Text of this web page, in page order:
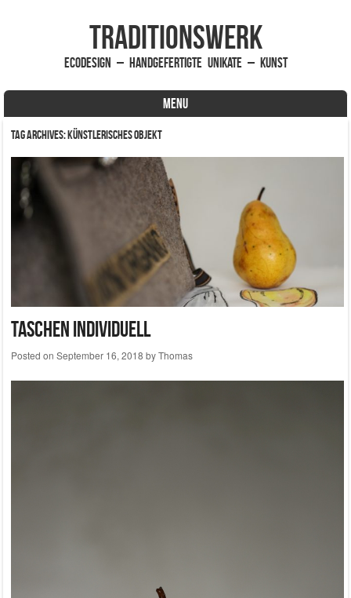
traditionsWerk
EcoDesign – handgefertigte Unikate – Kunst
MENU
Skip to content
Tag Archives:künstlerisches Objekt
Taschen individuell
Posted on September 16, 2018 byThomas